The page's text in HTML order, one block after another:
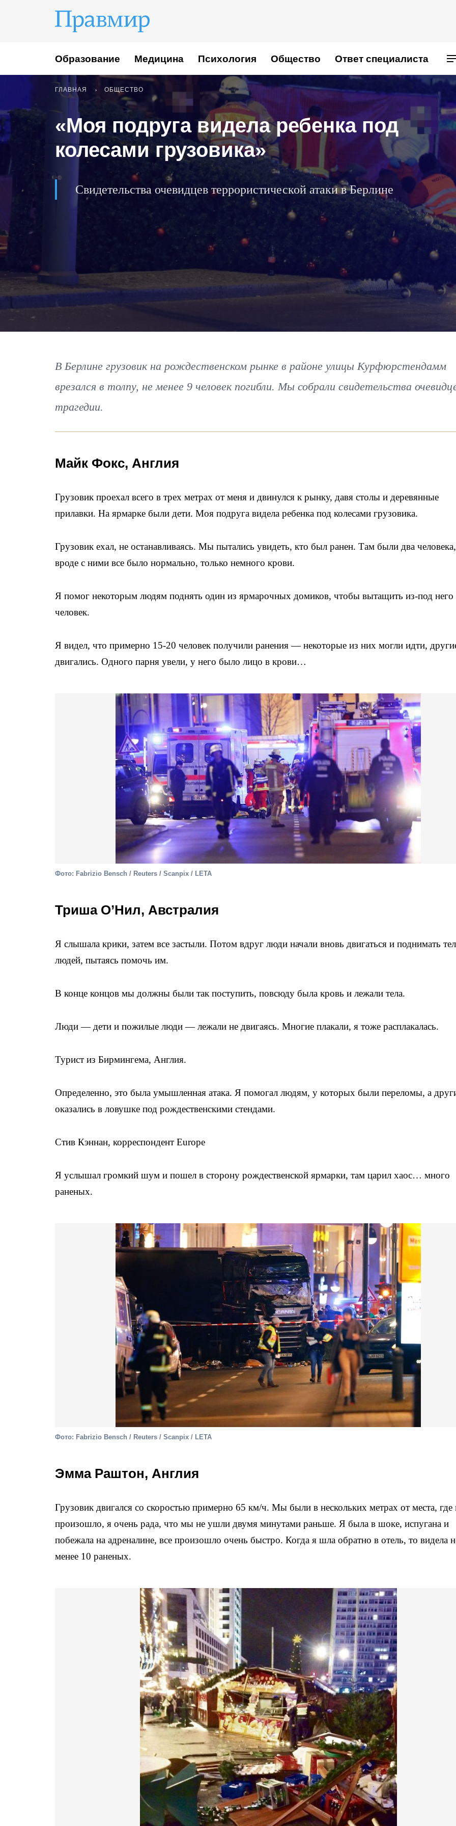
Образование Медицина Психология Общество Ответ специалиста
ГЛАВНАЯ ОБЩЕСТВО
«Моя подруга видела ребенка под
колесами грузовика»
Свидетельства очевидцев террористической атаки в Берлине
В Берлине грузовик на рождественском рынке в районе улицы Курфюрстендамм
врезался в толпу, не менее 9 человек погибли. Мы собрали свидетельства
трагедии.
Майк Фокс, Англия
Грузовик проехал всего в трех метрах от меня и двинулся к рынку, давя столы и деревянные
прилавки. На ярмарке были дети. Моя подруга видела ребенка под колесами грузовика.
Грузовик ехал, не останавливаясь. Мы пытались увидеть, кто был ранен. Там были два человека,
вроде с ними все было нормально, только немного крови.
Я помог некоторым людям поднять один из ярмарочных домиков, чтобы вытащить из-под него
человек.
Я видел, что примерно 15-20 человек получили ранения — некоторые из них могли идти,
двигались. Одного парня увели, у него было лицо в крови…
Фото: Fabrizio Bensch / Reuters / Scanpix / LETA
Триша О’Нил, Австралия
Я слышала крики, затем все застыли. Потом вдруг люди начали вновь двигаться и поднимать
людей, пытаясь помочь им.
В конце концов мы должны были так поступить, повсюду была кровь и лежали тела.
Люди — дети и пожилые люди — лежали не двигаясь. Многие плакали, я тоже расплакалась.
Турист из Бирмингема, Англия.
Определенно, это была умышленная атака. Я помогал людям, у которых были переломы, а
оказались в ловушке под рождественскими стендами.
Стив Кэннан, корреспондент Europe
Я услышал громкий шум и пошел в сторону рождественской ярмарки, там царил хаос… много
раненых.
Фото: Fabrizio Bensch / Reuters / Scanpix / LETA
Эмма Раштон, Англия
Грузовик двигался со скоростью примерно 65 км/ч. Мы были в нескольких метрах от места, где
произошло, я очень рада, что мы не ушли двумя минутами раньше. Я была в шоке, испугана и
побежала на адреналине, все произошло очень быстро. Когда я шла обратно в отель, то видела
менее 10 раненых.